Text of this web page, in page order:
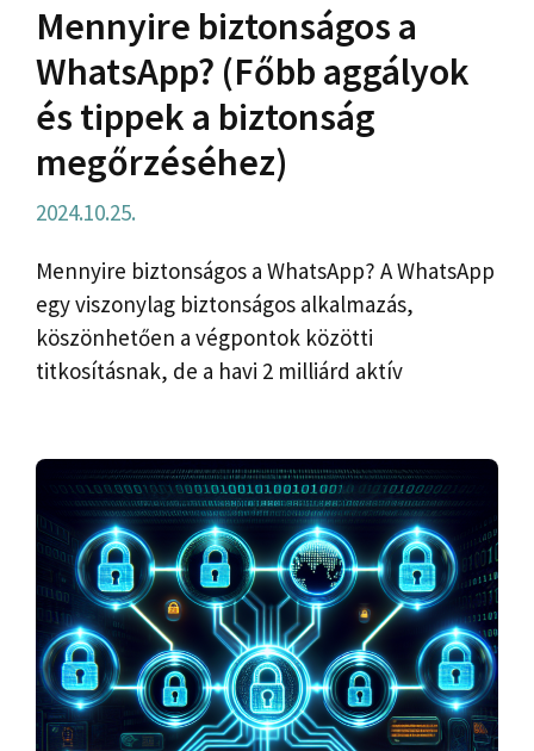
Mennyire biztonságos a
WhatsApp? (Főbb aggályok
és tippek a biztonság
megőrzéséhez)
2024.10.25.
Mennyire biztonságos a WhatsApp? A WhatsApp
egy viszonylag biztonságos alkalmazás,
köszönhetően a végpontok közötti
titkosításnak, de a havi 2 milliárd aktív